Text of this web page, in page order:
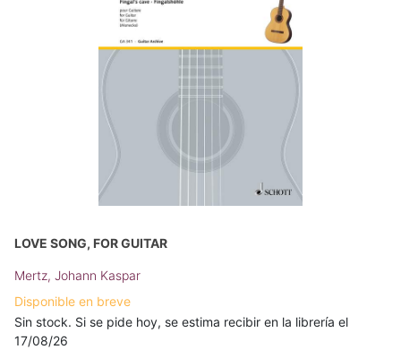
LOVE SONG, FOR GUITAR
Mertz, Johann Kaspar
Disponible en breve
Sin stock. Si se pide hoy, se estima recibir en la librería el
17/08/26